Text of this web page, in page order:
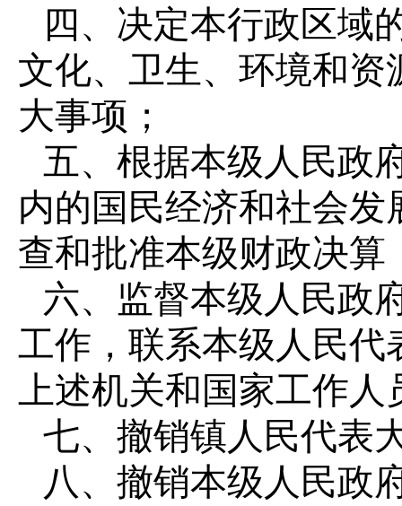
四、决定本行政区域
文化、卫生、环境和
大事项；
五、根据本级人民政
内的国民经济和社会
查和批准本级财政决算
六、监督本级人民政
工作，联系本级人民
上述机关和国家工作
七、撤销镇人民代表
八、撤销本级人民政